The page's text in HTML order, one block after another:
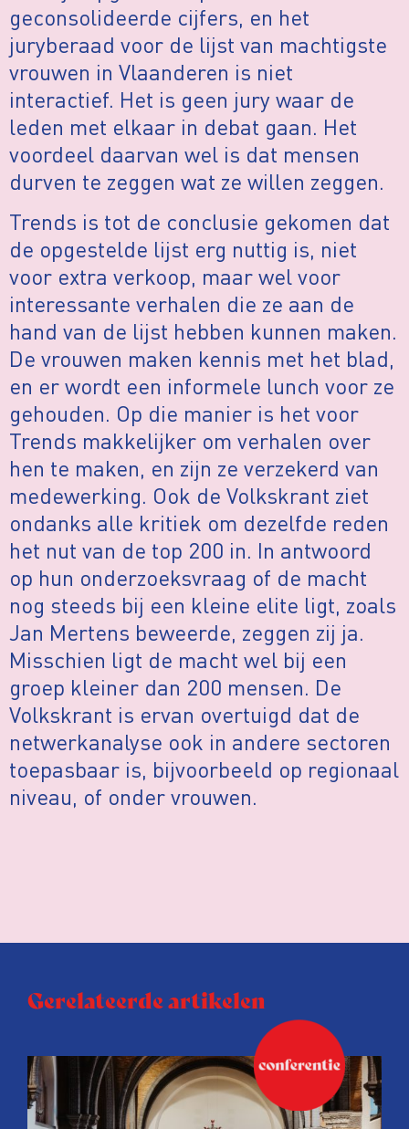
geconsolideerde cijfers, en het
juryberaad voor de lijst van machtigste
vrouwen in Vlaanderen is niet
interactief. Het is geen jury waar de
leden met elkaar in debat gaan. Het
voordeel daarvan wel is dat mensen
durven te zeggen wat ze willen zeggen.
Trends is tot de conclusie gekomen dat
de opgestelde lijst erg nuttig is, niet
voor extra verkoop, maar wel voor
interessante verhalen die ze aan de
hand van de lijst hebben kunnen maken.
De vrouwen maken kennis met het blad,
en er wordt een informele lunch voor ze
gehouden. Op die manier is het voor
Trends makkelijker om verhalen over
hen te maken, en zijn ze verzekerd van
medewerking. Ook de Volkskrant ziet
ondanks alle kritiek om dezelfde reden
het nut van de top 200 in. In antwoord
op hun onderzoeksvraag of de macht
nog steeds bij een kleine elite ligt, zoals
Jan Mertens beweerde, zeggen zij ja.
Misschien ligt de macht wel bij een
groep kleiner dan 200 mensen. De
Volkskrant is ervan overtuigd dat de
netwerkanalyse ook in andere sectoren
toepasbaar is, bijvoorbeeld op regionaal
niveau, of onder vrouwen.
Gerelateerde artikelen